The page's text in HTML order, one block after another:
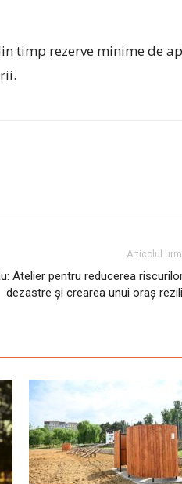
timp rezerve minime de
Articolul
Atelier pentru reducerea
dezastre și crearea unui oraș